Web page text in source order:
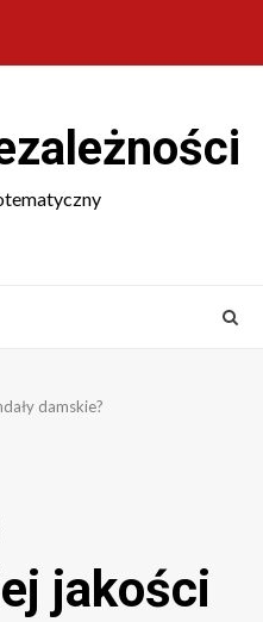
damskie?
jakości